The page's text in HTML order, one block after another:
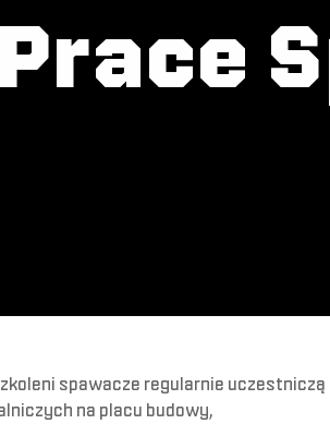
Prace
spawacze regularnie
na placu budowy,